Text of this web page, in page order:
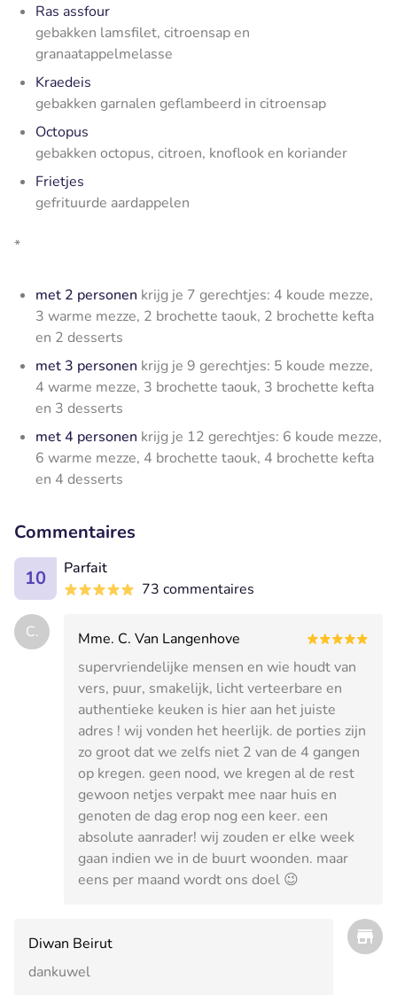
Ras assfour
gebakken lamsfilet, citroensap en
granaatappelmelasse
Kraedeis
gebakken garnalen geflambeerd in citroensap
Octopus
gebakken octopus, citroen, knoflook en koriander
Frietjes
gefrituurde aardappelen
*
met 2 personen krijg je 7 gerechtjes: 4 koude mezze,
3 warme mezze, 2 brochette taouk, 2 brochette kefta
en 2 desserts
met 3 personen krijg je 9 gerechtjes: 5 koude mezze,
4 warme mezze, 3 brochette taouk, 3 brochette kefta
en 3 desserts
met 4 personen krijg je 12 gerechtjes: 6 koude mezze,
6 warme mezze, 4 brochette taouk, 4 brochette kefta
en 4 desserts
Commentaires
10
Parfait
73 commentaires
C.
Mme. C. Van Langenhove
supervriendelijke mensen en wie houdt van
vers, puur, smakelijk, licht verteerbare en
authentieke keuken is hier aan het juiste
adres ! wij vonden het heerlijk. de porties zijn
zo groot dat we zelfs niet 2 van de 4 gangen
op kregen. geen nood, we kregen al de rest
gewoon netjes verpakt mee naar huis en
genoten de dag erop nog een keer. een
absolute aanrader! wij zouden er elke week
gaan indien we in de buurt woonden. maar
eens per maand wordt ons doel 😉
Diwan Beirut
dankuwel